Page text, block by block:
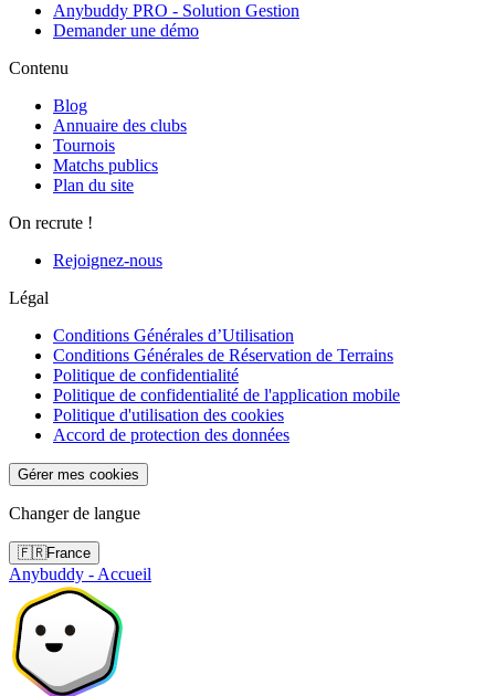
Anybuddy PRO - Solution Gestion
Demander une démo
Contenu
Blog
Annuaire des clubs
Tournois
Matchs publics
Plan du site
On recrute !
Rejoignez-nous
Légal
Conditions Générales d’Utilisation
Conditions Générales de Réservation de Terrains
Politique de confidentialité
Politique de confidentialité de l'application mobile
Politique d'utilisation des cookies
Accord de protection des données
Gérer mes cookies
Changer de langue
🇫🇷France
Anybuddy - Accueil